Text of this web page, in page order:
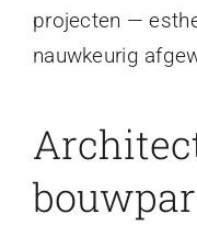
projecten —
nauwkeurig